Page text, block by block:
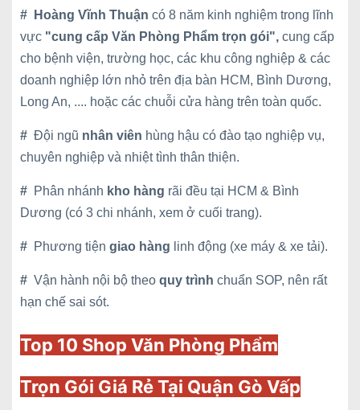
# Hoàng Vĩnh Thuận có 8 năm kinh nghiệm trong lĩnh
vực "cung cấp Văn Phòng Phẩm trọn gói", cung cấp
cho bệnh viện, trường học, các khu công nghiệp & các
doanh nghiệp lớn nhỏ trên địa bàn HCM, Bình Dương,
Long An, .... hoặc các chuỗi cửa hàng trên toàn quốc.
# Đội ngũ nhân viên hùng hậu có đào tạo nghiệp vụ,
chuyên nghiệp và nhiệt tình thân thiện.
# Phân nhánh kho hàng rãi đều tại HCM & Bình
Dương (có 3 chi nhánh, xem ở cuối trang).
# Phương tiện giao hàng linh động (xe máy & xe tải).
# Vận hành nội bộ theo quy trình chuẩn SOP, nên rất
hạn chế sai sót.
Top 10 Shop Văn Phòng Phẩm
Trọn Gói Giá Rẻ Tại Quận Gò Vấp